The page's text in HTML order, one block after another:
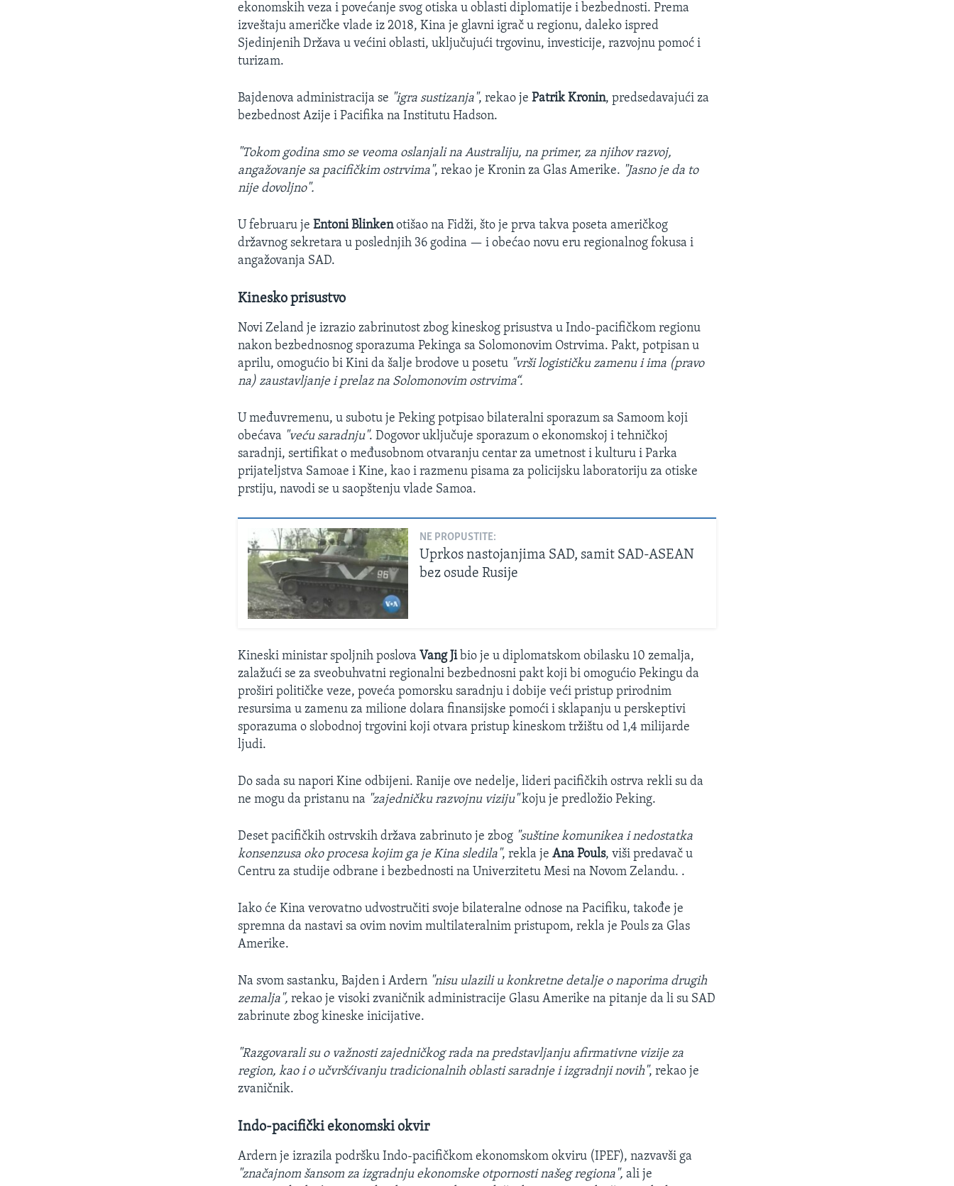
ekonomskih veza i povećanje svog otiska u oblasti diplomatije i bezbednosti. Prema
izveštaju američke vlade iz 2018, Kina je glavni igrač u regionu, daleko ispred
Sjedinjenih Država u većini oblasti, uključujući trgovinu, investicije, razvojnu pomoć i
turizam.
Bajdenova administracija se "igra sustizanja", rekao jePatrik Kronin, predsedavajući za
bezbednost Azije i Pacifika na Institutu Hadson.
"Tokom godina smo se veoma oslanjali na Australiju, na primer, za njihov razvoj,
angažovanje sa pacifičkim ostrvima", rekao je Kronin za Glas Amerike. "Jasno je da to
nije dovoljno".
U februaru jeEntoni Blinkenotišao na Fidži, što je prva takva poseta američkog
državnog sekretara u poslednjih 36 godina — i obećao novu eru regionalnog fokusa i
angažovanja SAD.
Kinesko prisustvo
Novi Zeland je izrazio zabrinutost zbog kineskog prisustva u Indo-pacifičkom regionu
nakon bezbednosnog sporazuma Pekinga sa Solomonovim Ostrvima. Pakt, potpisan u
aprilu, omogućio bi Kini da šalje brodove u posetu "vrši logističku zamenu i ima (pravo
na) zaustavljanje i prelaz na Solomonovim ostrvima“.
U međuvremenu, u subotu je Peking potpisao bilateralni sporazum sa Samoom koji
obećava "veću saradnju". Dogovor uključuje sporazum o ekonomskoj i tehničkoj
saradnji, sertifikat o međusobnom otvaranju centar za umetnost i kulturu i Parka
prijateljstva Samoae i Kine, kao i razmenu pisama za policijsku laboratoriju za otiske
prstiju, navodi se u saopštenju vlade Samoa.
NE PROPUSTITE:
Uprkos nastojanjima SAD, samit SAD-ASEAN
bez osude Rusije
Kineski ministar spoljnih poslova Vang Jibio je u diplomatskom obilasku 10 zemalja,
zalažući se za sveobuhvatni regionalni bezbednosni pakt koji bi omogućio Pekingu da
proširi političke veze, poveća pomorsku saradnju i dobije veći pristup prirodnim
resursima u zamenu za milione dolara finansijske pomoći i sklapanju u perskeptivi
sporazuma o slobodnoj trgovini koji otvara pristup kineskom tržištu od 1,4 milijarde
ljudi.
Do sada su napori Kine odbijeni. Ranije ove nedelje, lideri pacifičkih ostrva rekli su da
ne mogu da pristanu na "zajedničku razvojnu viziju"koju je predložio Peking.
Deset pacifičkih ostrvskih država zabrinuto je zbog "suštine komunikea i nedostatka
konsenzusa oko procesa kojim ga je Kina sledila", rekla jeAna Pouls, viši predavač u
Centru za studije odbrane i bezbednosti na Univerzitetu Mesi na Novom Zelandu. .
Iako će Kina verovatno udvostručiti svoje bilateralne odnose na Pacifiku, takođe je
spremna da nastavi sa ovim novim multilateralnim pristupom, rekla je Pouls za Glas
Amerike.
Na svom sastanku, Bajden i Ardern "nisu ulazili u konkretne detalje o naporima drugih
zemalja", rekao je visoki zvaničnik administracije Glasu Amerike na pitanje da li su SAD
zabrinute zbog kineske inicijative.
"Razgovarali su o važnosti zajedničkog rada na predstavljanju afirmativne vizije za
region, kao i o učvršćivanju tradicionalnih oblasti saradnje i izgradnji novih", rekao je
zvaničnik.
Indo-pacifički ekonomski okvir
Ardern je izrazila podršku Indo-pacifičkom ekonomskom okviru (IPEF), nazvavši ga
"značajnom šansom za izgradnju ekonomske otpornosti našeg regiona", ali je